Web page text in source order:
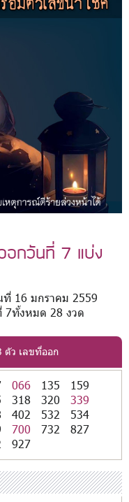
อกวันที่ 7 แบ่ง
ที่ 16 มกราคม 2559
7ทั้งหมด 28 งวด
ตัว เลขที่ออก
066 135
159
318 320
339
402 532
534
700 732
827
927